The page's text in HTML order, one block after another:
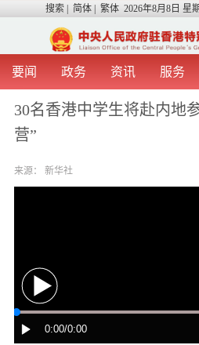
搜索 简体 繁体 2026年8月8日 星
要闻 政务 资讯 服务
首 页 图 片
我办动态
办证指引
30名香港中学生将赴内地
营”
来源： 新华社